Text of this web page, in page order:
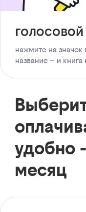
нажмите на
название – и книга
удобно
месяц